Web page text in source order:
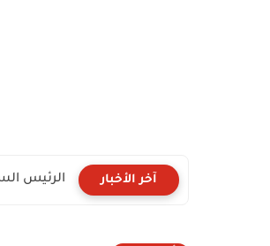
آخر الأخبار الرئيس